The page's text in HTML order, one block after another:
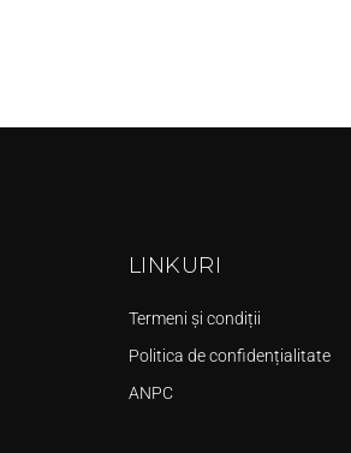
LINKURI
Termeni și condiții
Politica de confidențialitate
ANPC